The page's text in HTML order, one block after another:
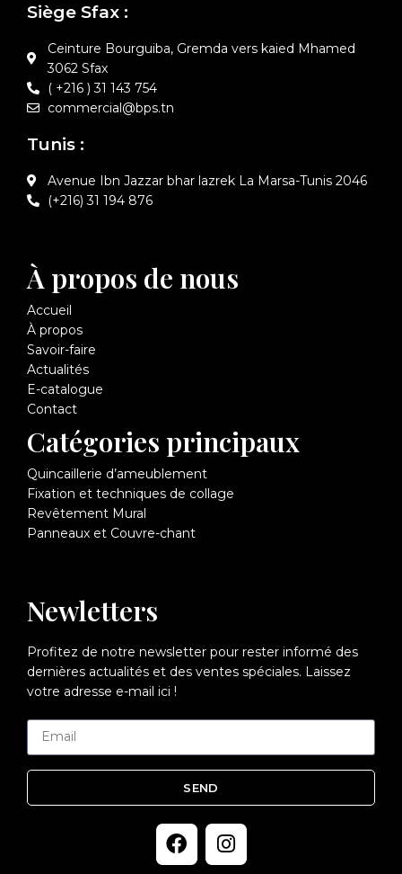
Siège Sfax :
Ceinture Bourguiba, Gremda vers kaied Mhamed
3062 Sfax
( +216 ) 31 143 754
commercial@bps.tn
Tunis :
Avenue Ibn Jazzar bhar lazrek La Marsa-Tunis 2046
(+216) 31 194 876
À propos de nous
Accueil
À propos
Savoir-faire
Actualités
E-catalogue
Contact
Catégories principaux
Quincaillerie d’ameublement
Fixation et techniques de collage
Revêtement Mural
Panneaux et Couvre-chant
Newletters
Profitez de notre newsletter pour rester informé des
dernières actualités et des ventes spéciales. Laissez
votre adresse e-mail ici !
SEND